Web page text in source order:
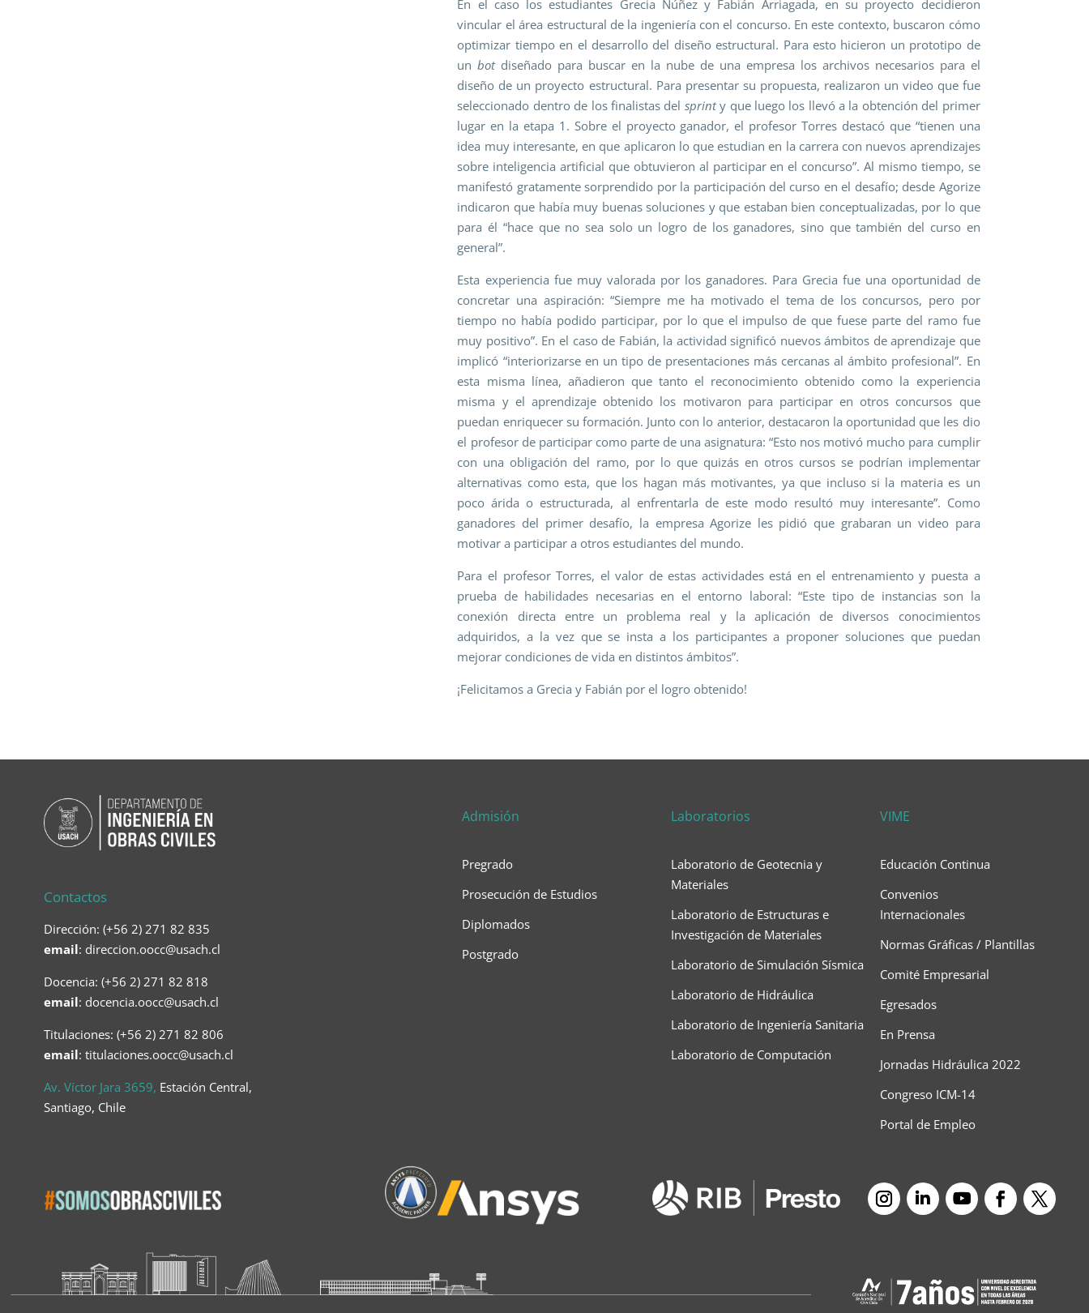
En el caso los estudiantes Grecia Núñez y Fabián Arriagada, en su proyecto decidieron
vincular el área estructural de la ingeniería con el concurso. En este contexto, buscaron cómo
optimizar tiempo en el desarrollo del diseño estructural. Para esto hicieron un prototipo de
unbotdiseñado para buscar en la nube de una empresa los archivos necesarios para el
diseño de un proyecto estructural. Para presentar su propuesta, realizaron un video que fue
seleccionado dentro de los finalistas del sprinty que luego los llevó a la obtención del primer
lugar en la etapa 1. Sobre el proyecto ganador, el profesor Torres destacó que “tienen una
idea muy interesante, en que aplicaron lo que estudian en la carrera con nuevos aprendizajes
sobre inteligencia artificial que obtuvieron al participar en el concurso”. Al mismo tiempo, se
manifestó gratamente sorprendido por la participación del curso en el desafío; desde Agorize
indicaron que había muy buenas soluciones y que estaban bien conceptualizadas, por lo que
para él “hace que no sea solo un logro de los ganadores, sino que también del curso en
general”.
Esta experiencia fue muy valorada por los ganadores. Para Grecia fue una oportunidad de
concretar una aspiración: “Siempre me ha motivado el tema de los concursos, pero por
tiempo no había podido participar, por lo que el impulso de que fuese parte del ramo fue
muy positivo”. En el caso de Fabián, la actividad significó nuevos ámbitos de aprendizaje que
implicó “interiorizarse en un tipo de presentaciones más cercanas al ámbito profesional”. En
esta misma línea, añadieron que tanto el reconocimiento obtenido como la experiencia
misma y el aprendizaje obtenido los motivaron para participar en otros concursos que
puedan enriquecer su formación. Junto con lo anterior, destacaron la oportunidad que les dio
el profesor de participar como parte de una asignatura: “Esto nos motivó mucho para cumplir
con una obligación del ramo, por lo que quizás en otros cursos se podrían implementar
alternativas como esta, que los hagan más motivantes, ya que incluso si la materia es un
poco árida o estructurada, al enfrentarla de este modo resultó muy interesante”. Como
ganadores del primer desafío, la empresa Agorize les pidió que grabaran un video para
motivar a participar a otros estudiantes del mundo.
Para el profesor Torres, el valor de estas actividades está en el entrenamiento y puesta a
prueba de habilidades necesarias en el entorno laboral: “Este tipo de instancias son la
conexión directa entre un problema real y la aplicación de diversos conocimientos
adquiridos, a la vez que se insta a los participantes a proponer soluciones que puedan
mejorar condiciones de vida en distintos ámbitos”.
¡Felicitamos a Grecia y Fabián por el logro obtenido!
Contactos
Dirección: (+56 2) 271 82 835
email: direccion.oocc@usach.cl
Docencia: (+56 2) 271 82 818
email: docencia.oocc@usach.cl
Titulaciones: (+56 2) 271 82 806
email: titulaciones.oocc@usach.cl
Av. Víctor Jara 3659, Estación Central,
Santiago, Chile
Admisión
Pregrado
Prosecución de Estudios
Diplomados
Postgrado
Laboratorios
Laboratorio de Geotecnia y
Materiales
Laboratorio de Estructuras e
Investigación de Materiales
Laboratorio de Simulación Sísmica
Laboratorio de Hidráulica
Laboratorio de Ingeniería Sanitaria
Laboratorio de Computación
VIME
Educación Continua
Convenios
Internacionales
Normas Gráficas / Plantillas
Comité Empresarial
Egresados
En Prensa
Jornadas Hidráulica 2022
Congreso ICM-14
Portal de Empleo